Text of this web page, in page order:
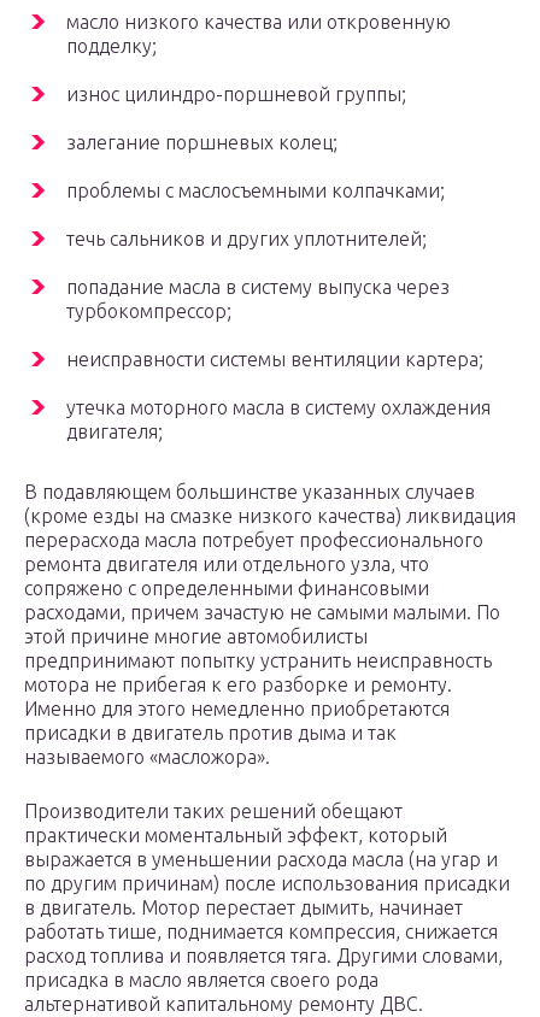
масло низкого качества или откровенную
подделку;
износ цилиндро-поршневой группы;
залегание поршневых колец;
проблемы с маслосъемными колпачками;
течь сальников и других уплотнителей;
попадание масла в систему выпуска через
турбокомпрессор;
неисправности системы вентиляции картера;
утечка моторного масла в систему охлаждения
двигателя;
В подавляющем большинстве указанных случаев
(кроме езды на смазке низкого качества) ликвидация
перерасхода масла потребует профессионального
ремонта двигателя или отдельного узла, что
сопряжено с определенными финансовыми
расходами, причем зачастую не самыми малыми. По
этой причине многие автомобилисты
предпринимают попытку устранить неисправность
мотора не прибегая к его разборке и ремонту.
Именно для этого немедленно приобретаются
присадки в двигатель против дыма и так
называемого «масложора».
Производители таких решений обещают
практически моментальный эффект, который
выражается в уменьшении расхода масла (на угар и
по другим причинам) после использования присадки
в двигатель. Мотор перестает дымить, начинает
работать тише, поднимается компрессия, снижается
расход топлива и появляется тяга. Другими словами,
присадка в масло является своего рода
альтернативой капитальному ремонту ДВС.